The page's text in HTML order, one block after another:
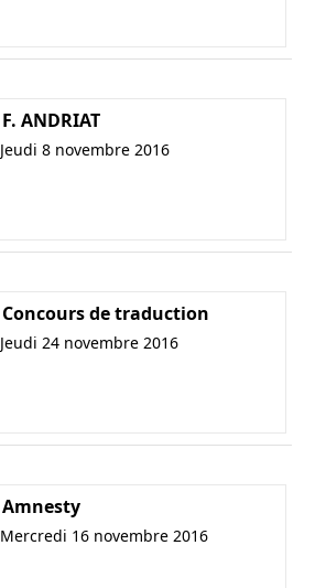
F. ANDRIAT
Jeudi 8 novembre 2016
Concours de traduction
Jeudi 24 novembre 2016
Amnesty
Mercredi 16 novembre 2016